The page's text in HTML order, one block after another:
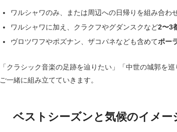
ワルシャワのみ、または周辺への日帰りを組み合わ
ワルシャワに加え、クラクフやグダンスクなど2〜3
ヴロツワフやポズナン、ザコパネなども含めてポー
「クラシック音楽の足跡を辿りたい」「中世の城郭を
ご一緒に組み立てていきます。
ベストシーズンと気候のイメー